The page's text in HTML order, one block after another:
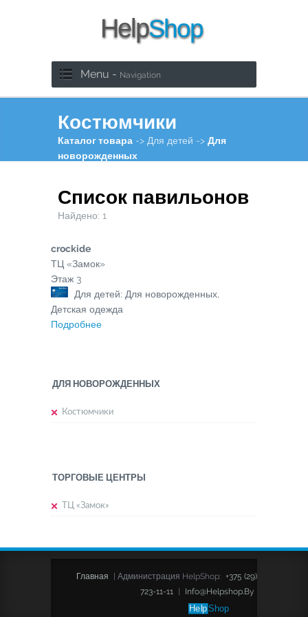
Menu - Navigation
Костюмчики
Каталог товара -> Для детей -> Для
новорожденных
Список павильонов
Найдено: 1
crockide
ТЦ «Замок»
Этаж 3
Для детей: Для новорожденных,
Детская одежда
Подробнее
ДЛЯ НОВОРОЖДЕННЫХ
Костюмчики
ТОРГОВЫЕ ЦЕНТРЫ
ТЦ «Замок»
Главная | Администрация HelpShop: +375 (29)
723-11-11
| Info@helpshop.by